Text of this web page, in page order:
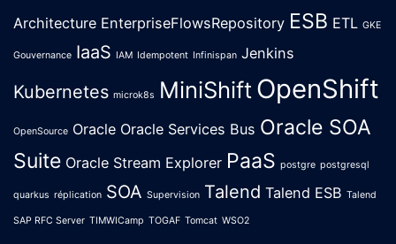
Architecture EnterpriseFlowsRepository ESB ETL GKE
Gouvernance IaaS IAM Idempotent Infinispan Jenkins
Kubernetes microk8s MiniShift OpenShift
OpenSource Oracle Oracle Services Bus Oracle SOA
Suite Oracle Stream Explorer PaaS postgre postgresql
quarkus réplication SOA Supervision Talend Talend ESB Talend
SAP RFC Server TIMWICamp TOGAF Tomcat WSO2